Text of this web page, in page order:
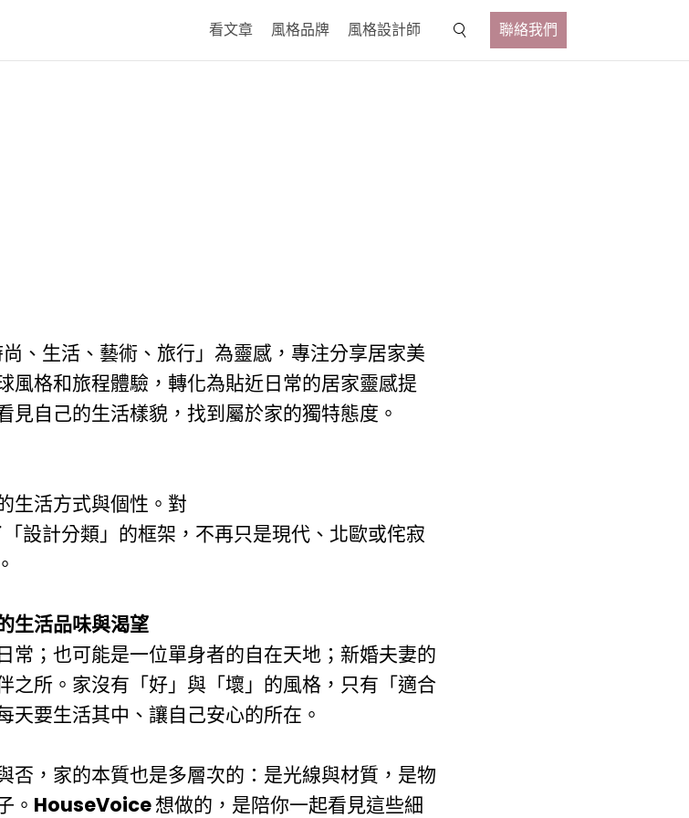
看文章 風格品牌 風格設計師 聯絡我們
、生活、藝術、旅行」為靈感，專注分享居家美
風格和旅程體驗，轉化為貼近日常的居家靈感提
見自己的生活樣貌，找到屬於家的獨特態度。
生活方式與個性。對
設計分類」的框架，不再只是現代、北歐或侘寂
生活品味與渴望
常；也可能是一位單身者的自在天地；新婚夫妻的
之所。家沒有「好」與「壞」的風格，只有「適合
要生活其中、讓自己安心的所在。
否，家的本質也是多層次的：是光線與材質，是物
。 HouseVoice想做的，是陪你一起看見這些細